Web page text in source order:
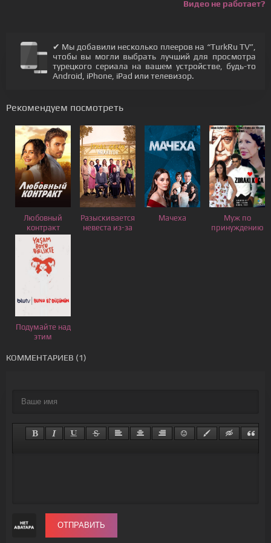
Видео не работает?
✔ Мы добавили несколько плееров на “TurkRu TV”,
чтобы вы могли выбрать лучший для просмотра
турецкого сериала на вашем устройстве, будь-то
Android, iPhone, iPad или телевизор.
Рекомендуем посмотреть
Любовный
контракт
Разыскивается
невеста из-за
Мачеха
Муж по
принуждению
Подумайте над
этим
КОММЕНТАРИЕВ (1)
ОТПРАВИТЬ